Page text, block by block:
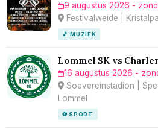
9 augustus 2026 -
Festivalweide |
🎵 MUZIEK
Lommel SK vs
16 augustus 2026 -
Soevereinstadion |
Lommel
⚽ SPORT